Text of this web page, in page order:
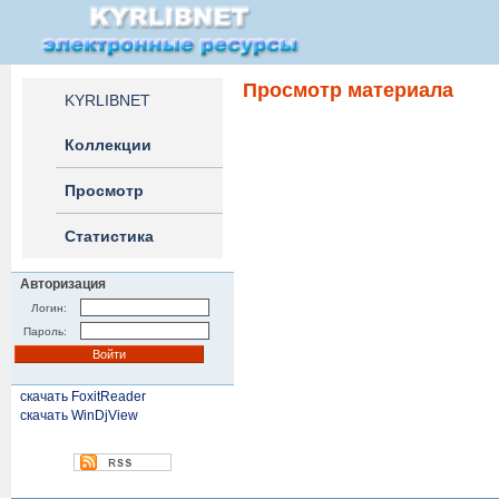
KYRLIBNET
Коллекции
Просмотр
Статистика
Авторизация
Логин:
Пароль:
скачать FoxitReader
скачать WinDjView
Просмотр материала